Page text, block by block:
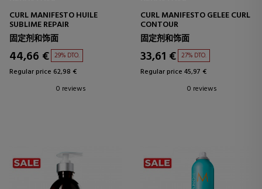
CURL MANIFESTO HUILE
SUBLIME REPAIR
固定剂和饰面
44,66 € 29% DTO.
Regular price 62,98 €
0 reviews
CURL MANIFESTO GELEE CURL
CONTOUR
固定剂和饰面
33,61 € 27% DTO.
Regular price 45,97 €
0 reviews